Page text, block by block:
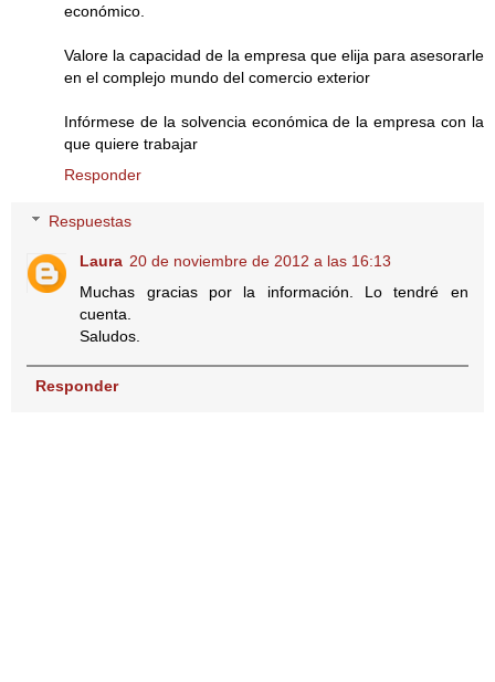
económico.
Valore la capacidad de la empresa que elija para asesorarle
en el complejo mundo del comercio exterior
Infórmese de la solvencia económica de la empresa con la
que quiere trabajar
Responder
Respuestas
Laura 20 de noviembre de 2012 a las 16:13
Muchas gracias por la información. Lo tendré en
cuenta.
Saludos.
Responder